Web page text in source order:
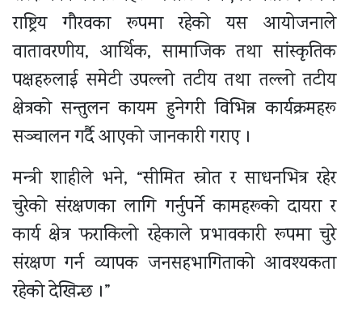
राष्ट्रिय गौरवका रूपमा रहेको यस आयोजनाले
वातावरणीय, आर्थिक, सामाजिक तथा सांस्कृतिक
पक्षहरुलाई समेटी उपल्लो तटीय तथा तल्लो तटीय
क्षेत्रको सन्तुलन कायम हुनेगरी विभिन्न कार्यक्रमहरू
सञ्चालन गर्दै आएको जानकारी गराए ।
मन्त्री शाहीले भने, “सीमित स्रोत र साधनभित्र रहेर
चुरेको संरक्षणका लागि गर्नुपर्ने कामहरूको दायरा र
कार्य क्षेत्र फराकिलो रहेकाले प्रभावकारी रूपमा चुरे
संरक्षण गर्न व्यापक जनसहभागिताको आवश्यकता
रहेको देखिन्छ ।”